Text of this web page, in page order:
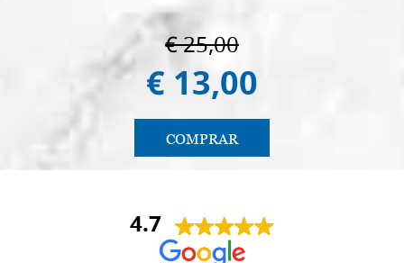
€ 25,00
€ 13,00
COMPRAR
4.7